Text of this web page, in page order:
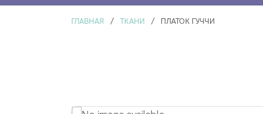
ГЛАВНАЯ / ТКАНИ / ПЛАТОК ГУЧЧИ